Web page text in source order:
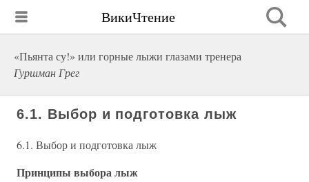
ВикиЧтение
«Пьянта су!» или горные лыжи глазами тренера
Гуршман Грег
6.1. Выбор и подготовка лыж
6.1. Выбор и подготовка лыж
Принципы выбора лыж